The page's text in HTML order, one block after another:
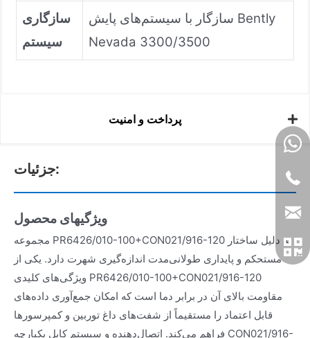
سازگاری
سیستم
سازگار با سیستم‌های پایش Bently
Nevada 3300/3500
پرداخت و امنیت
جزئیات:
ویژگیهای محصول
مجموعه PR6426/010-100+CON021/916-120 به دلیل ساختار
مستحکم و پایداری طولانی‌مدت اندازه‌گیری شهرت دارد. یکی از
ویژگی‌های کلیدی PR6426/010-100+CON021/916-120
مقاومت بالای آن در برابر دما است که امکان جمع‌آوری داده‌های
قابل اعتماد را مستقیماً از شفت‌های داغ توربین و کمپرسورها
فراهم می‌کند. اتصال‌دهنده و سیستم کابل یکپارچه CON021/916-